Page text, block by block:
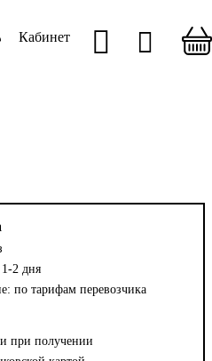
2 дня
по тарифам перевозчика
при получении
Кабинет